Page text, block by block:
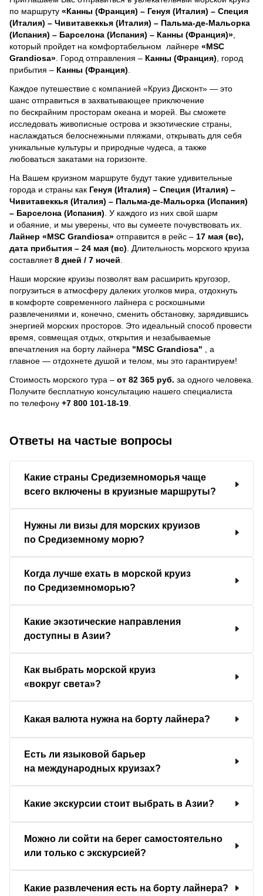
по маршруту «Канны (Франция) – Генуя (Италия) – Специя
(Италия) – Чивитавеккья (Италия) – Пальма-де-Мальорка
(Испания) – Барселона (Испания) – Канны (Франция)»
который пройдет на комфортабельном лайнере «MSC
Grandiosa» . Город отправления – Канны (Франция) , город
прибытия – Канны (Франция)
Каждое путешествие с компанией «Круиз Дисконт» — это
шанс отправиться в захватывающее приключение
по бескрайним просторам океана и морей. Вы сможете
исследовать живописные острова и экзотические страны,
наслаждаться белоснежными пляжами, открывать для себя
уникальные культуры и природные чудеса, а также
любоваться закатами на горизонте.
На Вашем круизном маршруте будут такие удивительные
города и страны как Генуя (Италия) – Специя (Италия) –
Чивитавеккья (Италия) – Пальма-де-Мальорка (Испания)
– Барселона (Испания) . У каждого из них свой шарм
и обаяние, и мы уверены, что вы сумеете почувствовать их.
Лайнер «MSC Grandiosa» отправится в рейс – 17 мая (вс),
дата прибытия – 24 мая (вс) . Длительность морского круиза
составляет8 дней / 7 ночей
Наши морские круизы позволят вам расширить кругозор,
погрузиться в атмосферу далеких уголков мира, отдохнуть
в комфорте современного лайнера с роскошными
развлечениями и, конечно, сменить обстановку, зарядившись
энергией морских просторов. Это идеальный способ провести
время, совмещая отдых, открытия и незабываемые
впечатления на борту лайнера "MSC Grandiosa"
, a
главное — отдохнете душой и телом, мы это гарантируем!
Стоимость морского тура – от 82 365 руб. за одного человека.
Получите бесплатную консультацию нашего специалиста
по телефону +7 800 101-18-19
Ответы на частые вопросы
Какие страны Средиземноморья чаще
всего включены в круизные маршруты?
Нужны ли визы для морских круизов
по Средиземному морю?
Когда лучше ехать в морской круиз
по Средиземноморью?
Какие экзотические направления
доступны в Азии?
Как выбрать морской круиз
«вокруг света»?
Какая валюта нужна на борту лайнера?
Есть ли языковой барьер
на международных круизах?
Какие экскурсии стоит выбрать в Азии?
Можно ли сойти на берег самостоятельно
или только с экскурсией?
Какие развлечения есть на борту лайнера?